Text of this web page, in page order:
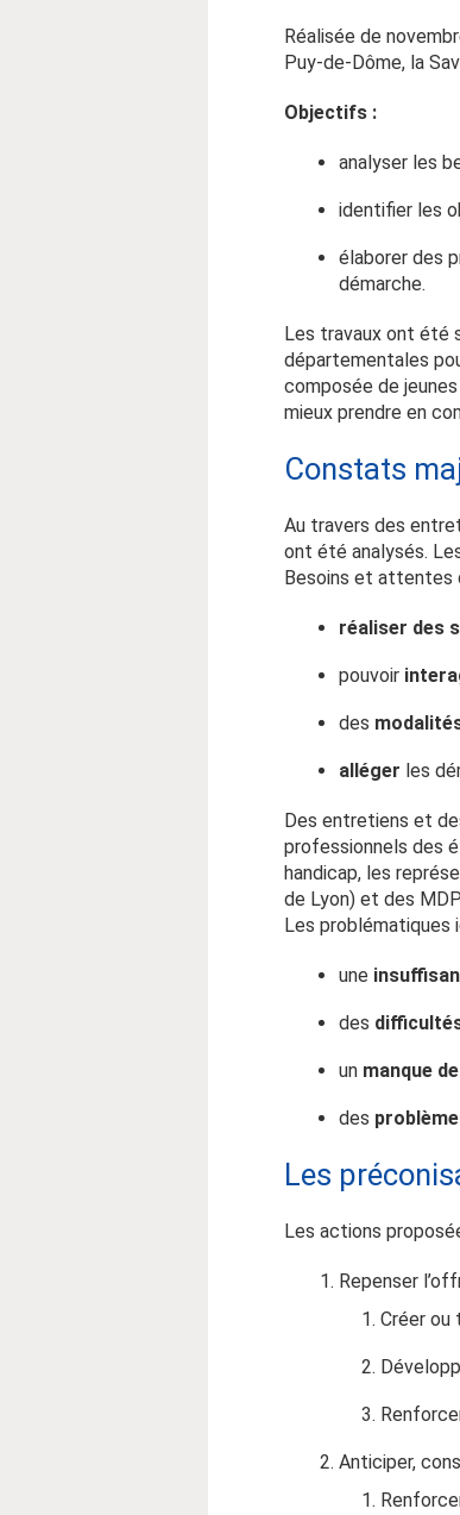
Réalisée de
Puy-de-Dôme, la
Objectifs :
analyser les
identifier les
élaborer des
démarche.
Les travaux ont été
départementales
composée de
mieux prendre en
Constats
Au travers des
ont été analysés.
Besoins et attentes
réaliser des
pouvoir
des
alléger les
Des entretiens et
professionnels des
handicap, les
de Lyon) et des
Les problématiques
une
des
un manque
des
Les
Les actions
Repenser
Créer ou
Anticiper,